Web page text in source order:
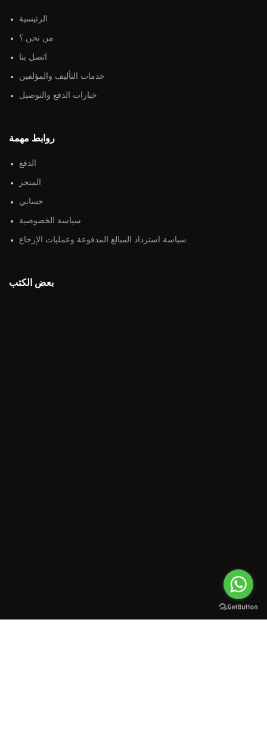
الرئيسية
من نحن ؟
اتصل بنا
خدمات التأليف والمؤلفين
خيارات الدفع والتوصيل
روابط مهمة
الدفع
المتجر
حسابي
سياسة الخصوصية
سياسة استرداد المبالغ المدفوعة وعمليات الإرجاع
بعض الكتب